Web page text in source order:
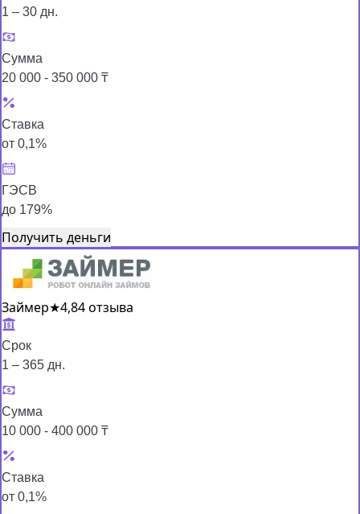
1 – 30 дн.
Сумма
20 000 - 350 000 ₸
Ставка
от 0,1%
ГЭСВ
до 179%
Получить деньги
Займер★4,84 отзыва
Срок
1 – 365 дн.
Сумма
10 000 - 400 000 ₸
Ставка
от 0,1%